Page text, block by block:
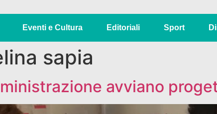
Eventi e Cultura Editoriali Sport
sapia
avviano